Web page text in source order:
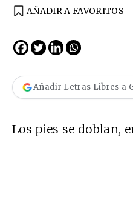
AÑADIR A FAVORITOS
Añadir Letras Libres a
Los pies se doblan,